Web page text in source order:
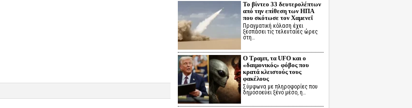
Το βίντεο 33 δευτερολέπτων
από την επίθεση των ΗΠΑ
που σκότωσε τον Χαμενεΐ
Πραγματική κόλαση έχει
ξεσπάσει τις τελευταίες ώρες
στη…
Ο Τραμπ, τα UFO και ο
«δαιμονικός» φόβος που
κρατά κλειστούς τους
φακέλους
Σύμφωνα με πληροφορίες που
δημοσοεύει ξένο μέσο, η…